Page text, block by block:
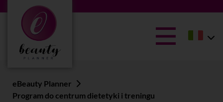
eBeauty Planner
Program do centrum dietetyki i treningu